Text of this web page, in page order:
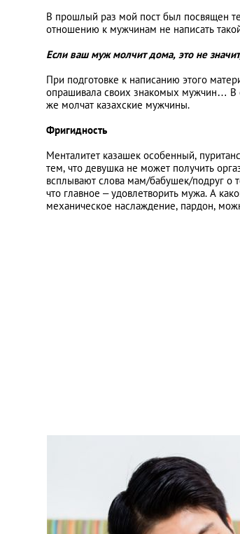
В прошлый раз мой пост был посвящен
отношению к мужчинам не написать
Если ваш муж молчит дома, это не
При подготовке к написанию этого
опрашивала своих знакомых мужчин… В
же молчат казахские мужчины.
Фригидность
Менталитет казашек особенный,
тем, что девушка не может получить
всплывают слова мам/бабушек/подруг о
что главное – удовлетворить мужа. А
механическое наслаждение, пардон,